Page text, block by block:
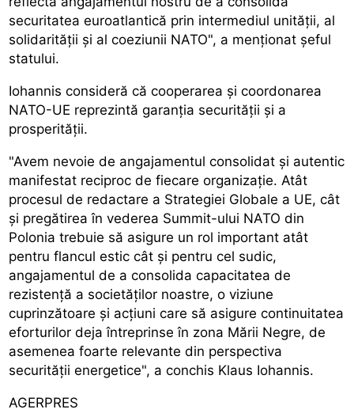
securitatea euroatlantică prin intermediul unității, al
solidarității și al coeziunii NATO", a menționat șeful
statului.
Iohannis consideră că cooperarea și coordonarea
NATO-UE reprezintă garanția securității și a
prosperității.
"Avem nevoie de angajamentul consolidat și autentic
manifestat reciproc de fiecare organizație. Atât
procesul de redactare a Strategiei Globale a UE, cât
și pregătirea în vederea Summit-ului NATO din
Polonia trebuie să asigure un rol important atât
pentru flancul estic cât și pentru cel sudic,
angajamentul de a consolida capacitatea de
rezistență a societăților noastre, o viziune
cuprinzătoare și acțiuni care să asigure continuitatea
eforturilor deja întreprinse în zona Mării Negre, de
asemenea foarte relevante din perspectiva
securității energetice", a conchis Klaus Iohannis.
AGERPRES